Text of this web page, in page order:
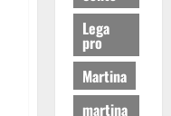
Lega
pro
Martina
martina